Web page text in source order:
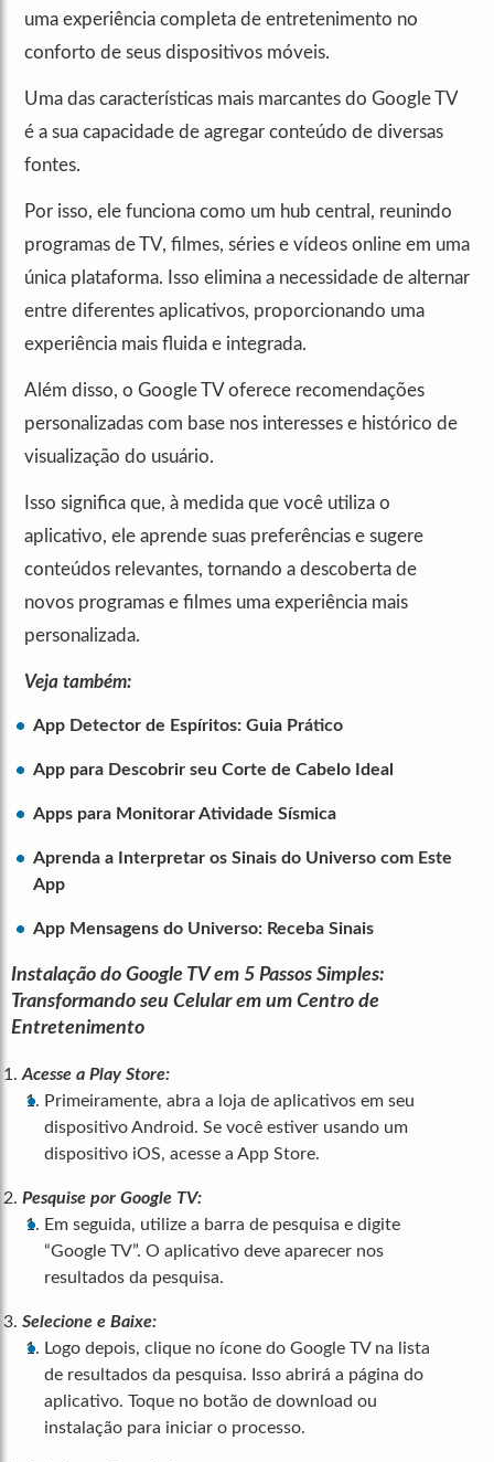
uma experiência completa de entretenimento no
conforto de seus dispositivos móveis.
Uma das características mais marcantes do Google TV
é a sua capacidade de agregar conteúdo de diversas
fontes.
Por isso, ele funciona como um hub central, reunindo
programas de TV, filmes, séries e vídeos online em uma
única plataforma. Isso elimina a necessidade de alternar
entre diferentes aplicativos, proporcionando uma
experiência mais fluida e integrada.
Além disso, o Google TV oferece recomendações
personalizadas com base nos interesses e histórico de
visualização do usuário.
Isso significa que, à medida que você utiliza o
aplicativo, ele aprende suas preferências e sugere
conteúdos relevantes, tornando a descoberta de
novos programas e filmes uma experiência mais
personalizada.
Veja também:
App Detector de Espíritos: Guia Prático
App para Descobrir seu Corte de Cabelo Ideal
Apps para Monitorar Atividade Sísmica
Aprenda a Interpretar os Sinais do Universo com Este
App
App Mensagens do Universo: Receba Sinais
Instalação do Google TV em 5 Passos Simples:
Transformando seu Celular em um Centro de
Entretenimento
Acesse a Play Store:
Primeiramente, abra a loja de aplicativos em seu
dispositivo Android. Se você estiver usando um
dispositivo iOS, acesse a App Store.
Pesquise por Google TV:
Em seguida, utilize a barra de pesquisa e digite
“Google TV”. O aplicativo deve aparecer nos
resultados da pesquisa.
Selecione e Baixe:
Logo depois, clique no ícone do Google TV na lista
de resultados da pesquisa. Isso abrirá a página do
aplicativo. Toque no botão de download ou
instalação para iniciar o processo.